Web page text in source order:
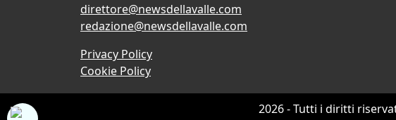
direttore@newsdellavalle.com
redazione@newsdellavalle.com
Privacy Policy
Cookie Policy
2026 - Tutti i diritti